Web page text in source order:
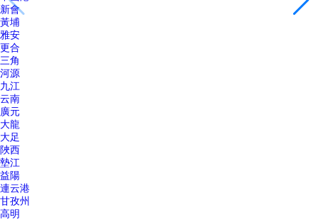
新會
黃埔
雅安
更合
三角
河源
九江
云南
廣元
大龍
大足
陜西
墊江
益陽
連云港
甘孜州
高明